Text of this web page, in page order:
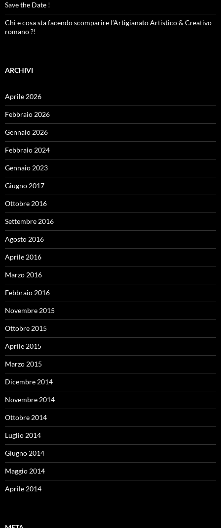
Save the Date !
Chi e cosa sta facendo scomparire l’Artigianato Artistico & Creativo
romano ?!
ARCHIVI
Aprile 2026
Febbraio 2026
Gennaio 2026
Febbraio 2024
Gennaio 2023
Giugno 2017
Ottobre 2016
Settembre 2016
Agosto 2016
Aprile 2016
Marzo 2016
Febbraio 2016
Novembre 2015
Ottobre 2015
Aprile 2015
Marzo 2015
Dicembre 2014
Novembre 2014
Ottobre 2014
Luglio 2014
Giugno 2014
Maggio 2014
Aprile 2014